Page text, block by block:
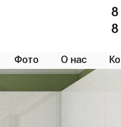
Фото О нас